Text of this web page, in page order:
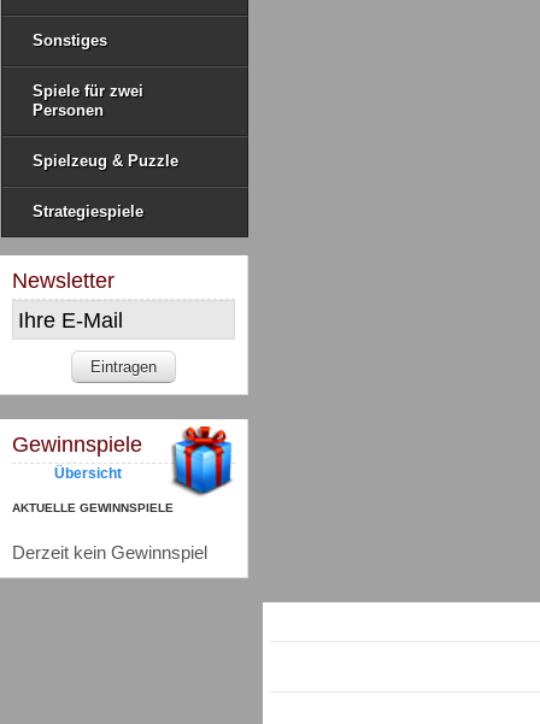
Sonstiges
Spiele für zwei
Personen
Spielzeug & Puzzle
Strategiespiele
Newsletter
Gewinnspiele
Übersicht
AKTUELLE GEWINNSPIELE
Derzeit kein Gewinnspiel